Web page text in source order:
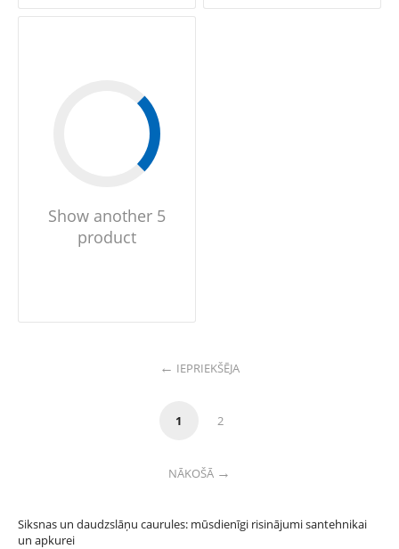
Show another 5
product
IEPRIEKŠĒJA
1 2
NĀKOŠĀ
Siksnas un daudzslāņu caurules: mūsdienīgi risinājumi santehnikai
un apkurei